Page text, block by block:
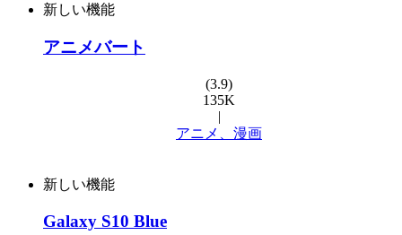
新しい機能
アニメバート
(3.9)
135K
|
アニメ、漫画
新しい機能
Galaxy S10 Blue